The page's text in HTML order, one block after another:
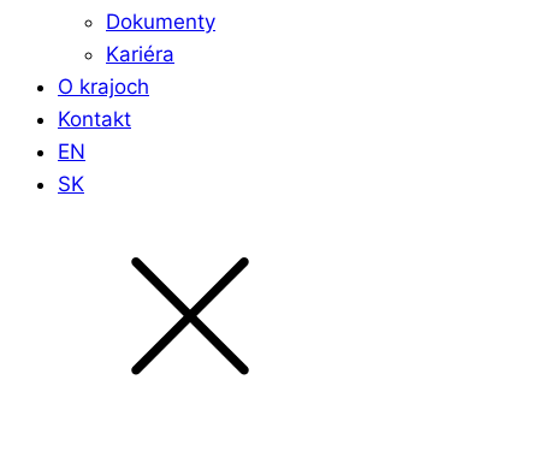
Dokumenty
Kariéra
O krajoch
Kontakt
EN
SK